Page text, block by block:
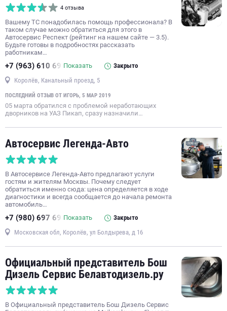
рихтовка кузова
установка ксенона
сварка кузова
ремонт тормозной системы
хранение шин
ремонт КПП
ремонт автостекол
замена автостекол
восстановление геометрии кузова
4 отзыва
Вашему ТС понадобилась помощь профессионала? В
таком случае можно обратиться для этого в
Автосервис Респект (рейтинг на нашем сайте — 3.5).
Будьте готовы в подробностях рассказать
работникам…
+7 (963) 610 69 Показать Закрыто
Королёв, Канальный проезд, 5
ПОСЛЕДНИЙ ОТЗЫВ ОТ ИГОРЬ, 5 МАР 2019
05 марта обратился с проблемой неработающих
дворников на УАЗ Пикап, сразу назначили…
Автосервис Легенда-Авто
В Автосервисе Легенда-Авто предлагают услуги
гостям и жителям Москвы. Почему следует
обратиться именно сюда: цена определяется в ходе
диагностики и всегда сообщается до начала ремонта
автомобиль…
+7 (980) 697 69 Показать Закрыто
Московская обл, Королёв, ул Болдырева, д 16
Официальный представитель Бош
Дизель Сервис Белавтодизель.ру
В Официальный представитель Бош Дизель Сервис